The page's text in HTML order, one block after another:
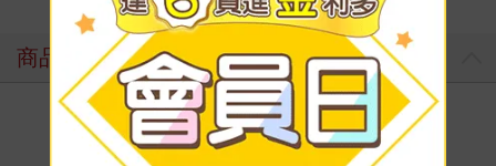
商品評價
寫評價